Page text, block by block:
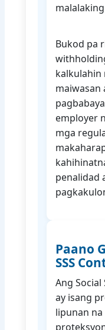
Bukod pa
kalkulahin
maiwasan
employer
mga
penalidad
Paano
SSS
Ang Social
ay isang
lipunan